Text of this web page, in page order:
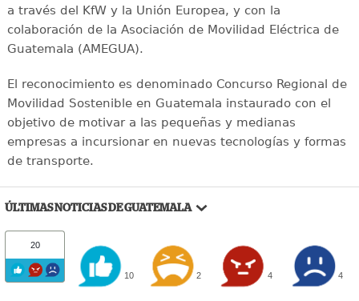
a través del KfW y la Unión Europea, y con la
colaboración de la Asociación de Movilidad Eléctrica de
Guatemala (AMEGUA).
El reconocimiento es denominado Concurso Regional de
Movilidad Sostenible en Guatemala instaurado con el
objetivo de motivar a las pequeñas y medianas
empresas a incursionar en nuevas tecnologías y formas
de transporte.
ÚLTIMAS NOTICIAS DE GUATEMALA
20
10 2 4 4